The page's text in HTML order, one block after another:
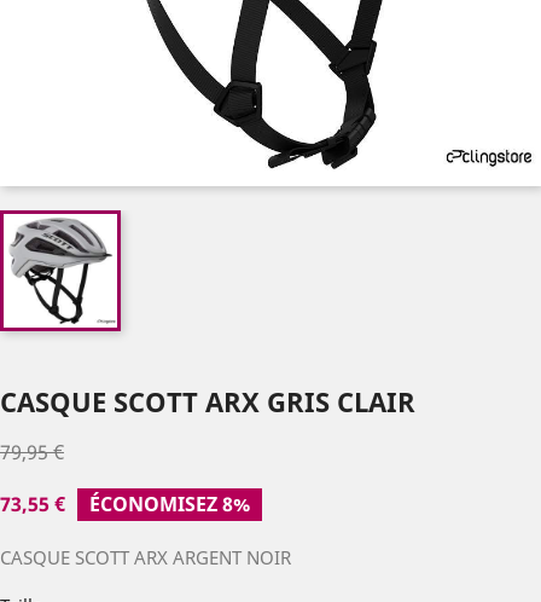
CASQUE SCOTT ARX GRIS CLAIR
79,95 €
73,55 €
ÉCONOMISEZ 8%
CASQUE SCOTT ARX ARGENT NOIR